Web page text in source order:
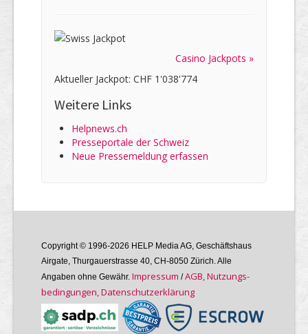
Casino Jackpots »
Aktueller Jackpot: CHF 1'038'774
Weitere Links
Helpnews.ch
Presseportale der Schweiz
Neue Pressemeldung erfassen
Copyright © 1996-2026 HELP Media AG, Geschäftshaus
Airgate, Thurgauer­strasse 40, CH-8050 Zürich. Alle
Angaben ohne Gewähr. Im­pres­sum /AGB, Nutzungs­
bedin­gungen, Daten­schutz­er­klärung